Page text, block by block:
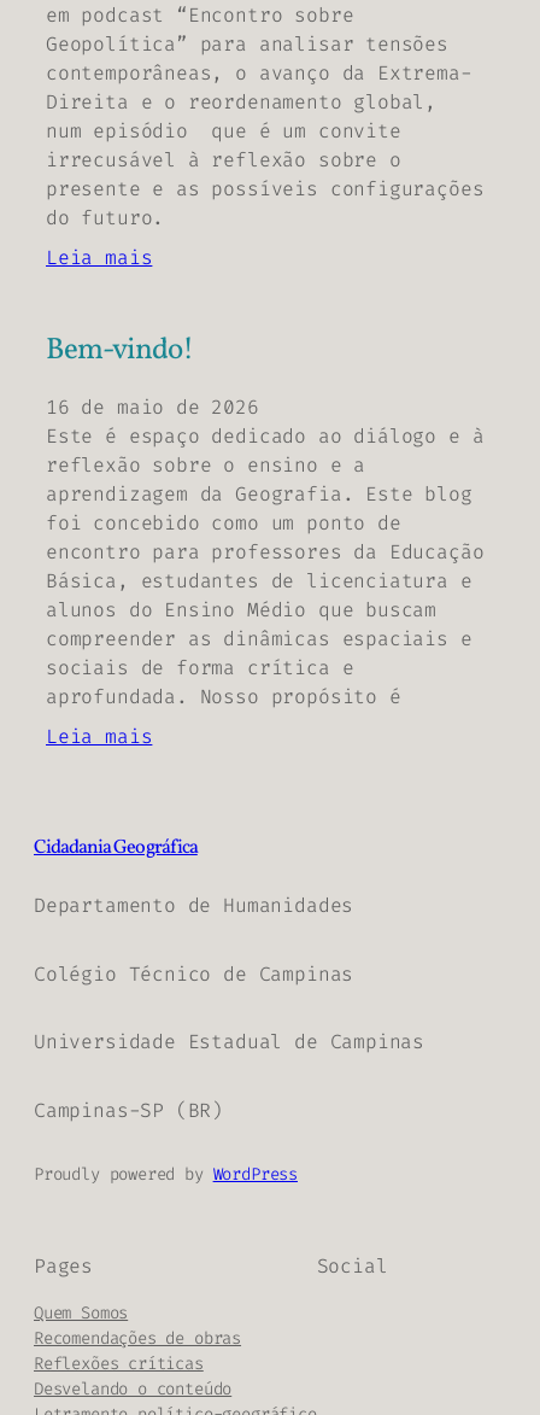
em podcast “Encontro sobre
Geopolítica” para analisar tensões
contemporâneas, o avanço da Extrema-
Direita e o reordenamento global,
num episódio que é um convite
irrecusável à reflexão sobre o
presente e as possíveis configurações
do futuro.
Leia mais
Bem-vindo!
16 de maio de 2026
Este é espaço dedicado ao diálogo e à
reflexão sobre o ensino e a
aprendizagem da Geografia. Este blog
foi concebido como um ponto de
encontro para professores da Educação
Básica, estudantes de licenciatura e
alunos do Ensino Médio que buscam
compreender as dinâmicas espaciais e
sociais de forma crítica e
aprofundada. Nosso propósito é
Leia mais
Cidadania Geográfica
Departamento de Humanidades
Colégio Técnico de Campinas
Universidade Estadual de Campinas
Campinas-SP (BR)
Proudly powered by WordPress
Pages
Quem Somos
Recomendações de obras
Reflexões críticas
Desvelando o conteúdo
Social